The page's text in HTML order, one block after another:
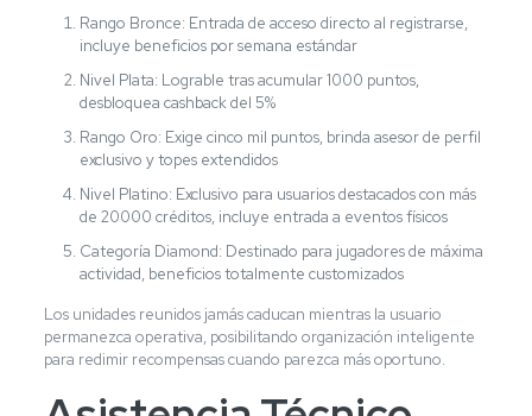
Rango Bronce: Entrada de acceso directo al registrarse,
incluye beneficios por semana estándar
Nivel Plata: Lograble tras acumular 1000 puntos,
desbloquea cashback del 5%
Rango Oro: Exige cinco mil puntos, brinda asesor de perfil
exclusivo y topes extendidos
Nivel Platino: Exclusivo para usuarios destacados con más
de 20000 créditos, incluye entrada a eventos físicos
Categoría Diamond: Destinado para jugadores de máxima
actividad, beneficios totalmente customizados
Los unidades reunidos jamás caducan mientras la usuario
permanezca operativa, posibilitando organización inteligente
para redimir recompensas cuando parezca más oportuno.